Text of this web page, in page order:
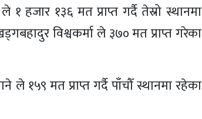
हजार १३६ मत प्राप्त गर्दै तेस्रो स्थानमा
विश्वकर्मा ले ३७० मत प्राप्त गरेका
ले १५९ मत प्राप्त गर्दै पाँचौँ स्थानमा रहेका